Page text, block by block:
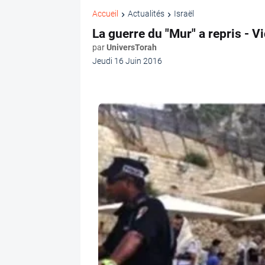
Accueil Actualités Israël
La guerre du "Mur" a repris -
parUniversTorah
Jeudi 16 Juin 2016